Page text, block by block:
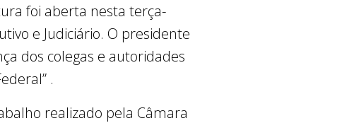
foi aberta nesta terça-
e Judiciário. O presidente
dos colegas e autoridades
.
realizado pela Câmara